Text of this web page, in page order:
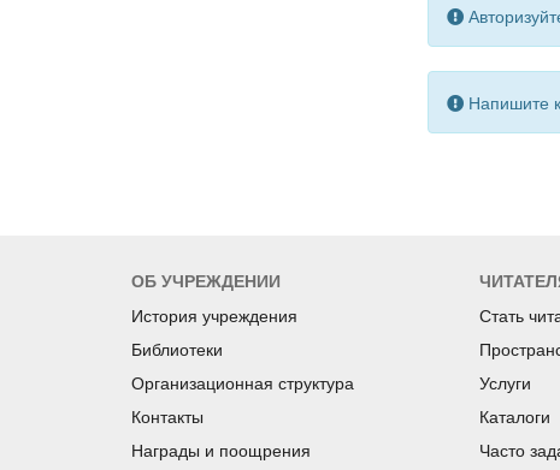
Напишите
ОБ УЧРЕЖДЕНИИ
История учреждения
Библиотеки
Организационная структура
Контакты
Награды и поощрения
Стать
Услуги
Каталоги
Часто